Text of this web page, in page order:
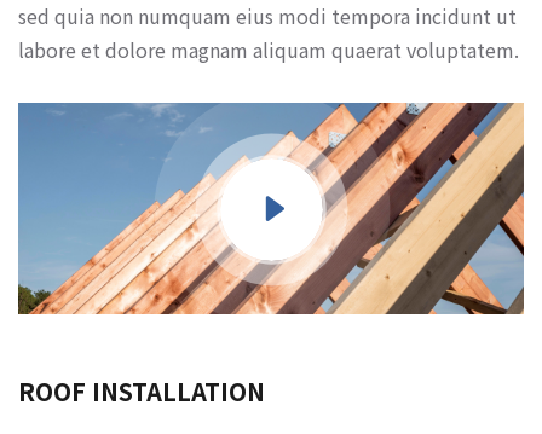
sed quia non numquam eius modi tempora incidunt ut
labore et dolore magnam aliquam quaerat voluptatem.
ROOF INSTALLATION